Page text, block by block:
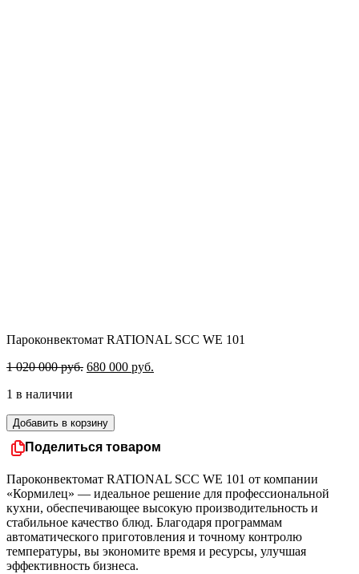
Пароконвектомат RATIONAL SCC WE 101
1 020 000руб. Первоначальная
020
680 000 руб.
1 в наличии
Количество
товара
Пароконвектомат
SCC
WE
101
Добавить в корзину
Поделиться товаром
Пароконвектомат RATIONAL SCC WE 101 от компании
«Кормилец» — идеальное решение для профессиональной
кухни, обеспечивающее высокую производительность и
стабильное качество блюд. Благодаря программам
автоматического приготовления и точному контролю
температуры, вы экономите время и ресурсы, улучшая
эффективность бизнеса.